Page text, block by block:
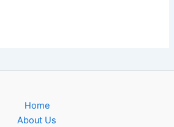
Home
About Us